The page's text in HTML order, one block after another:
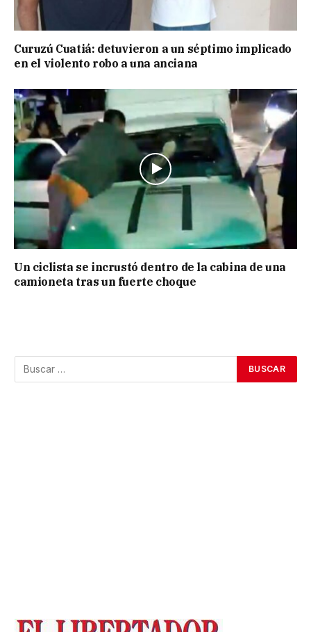
Curuzú Cuatiá: detuvieron a un séptimo implicado
en el violento robo a una anciana
Un ciclista se incrustó dentro de la cabina de una
camioneta tras un fuerte choque